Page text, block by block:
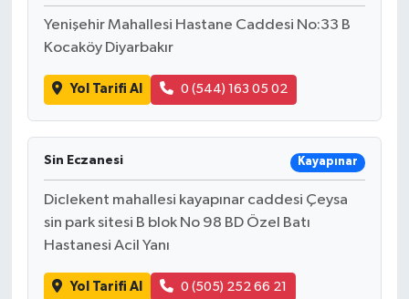
Yenişehir Mahallesi Hastane Caddesi No:33 B
Kocaköy Diyarbakır
Yol Tarifi Al 0 (544) 163 05 02
Sin Eczanesi Kayapınar
Diclekent mahallesi kayapınar caddesi Çeysa
sin park sitesi B blok No 98 BD Özel Batı
Hastanesi Acil Yanı
Yol Tarifi Al 0 (505) 252 66 21
Otomobil
Politika
Resmi İlan
Rüya Tabirleri